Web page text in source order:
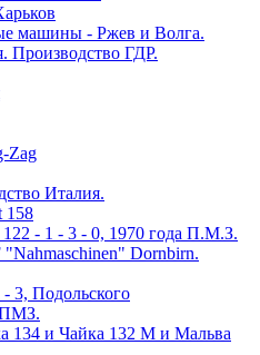
машины - Ржев и Волга.
ГДР.
Zag
Италия.
158
- 1 - 3 - 0, 1970 года П.М.З.
Dornbirn.
3, Подольского
ПМЗ.
и Чайка 132 М и Мальва